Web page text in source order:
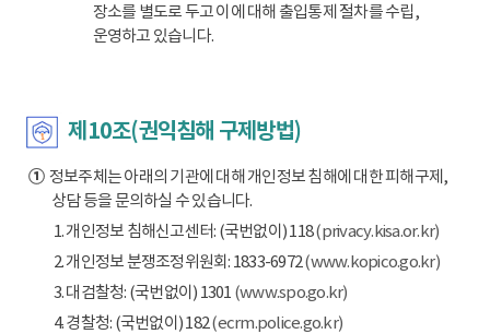
장소를 별도로 두고 이에 대해 출입통제 절차를 수립,
운영하고 있습니다.
제10조(권익침해 구제방법)
①정보주체는 아래의 기관에 대해 개인정보 침해에 대한 피해구제,
상담 등을 문의하실 수 있습니다.
1. 개인정보 침해신고센터: (국번없이) 118(privacy.kisa.or.kr)
2. 개인정보 분쟁조정위원회: 1833-6972(www.kopico.go.kr)
3. 대검찰청: (국번없이) 1301 (www.spo.go.kr)
4. 경찰청: (국번없이) 182(ecrm.police.go.kr)